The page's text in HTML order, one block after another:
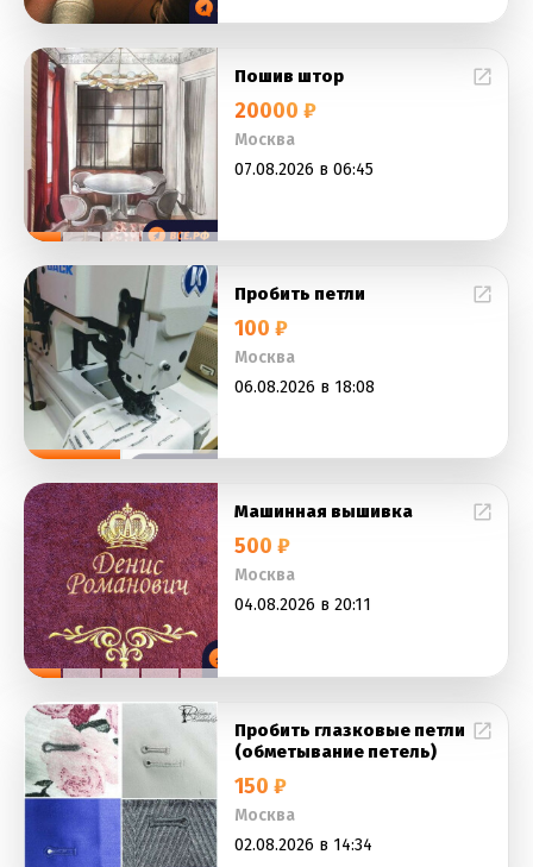
Пошив штор
20000 ₽
Москва
07.08.2026 в 06:45
Пробить петли
100 ₽
Москва
06.08.2026 в 18:08
Машинная вышивка
500 ₽
Москва
04.08.2026 в 20:11
Пробить глазковые петли
(обметывание петель)
150 ₽
Москва
02.08.2026 в 14:34